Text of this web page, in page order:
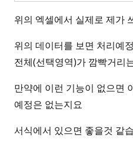
위의 엑셀에서 실제로 제가
위의 데이터를 보면 처리예
전체(선택영역)가 깜빡거리
만약에 이런 기능이 없으면
예정은 없는지요
서식에서 있으면 좋을것 같